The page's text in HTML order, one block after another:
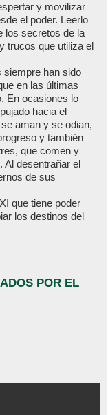
y movilizar
el poder. Leerlo
los secretos de la
trucos que utiliza el
siempre han sido
en las últimas
En ocasiones lo
hacia el
aman y se odian,
y también
que comen y
Al desentrañar el
de sus
que tiene poder
los destinos del
POR EL